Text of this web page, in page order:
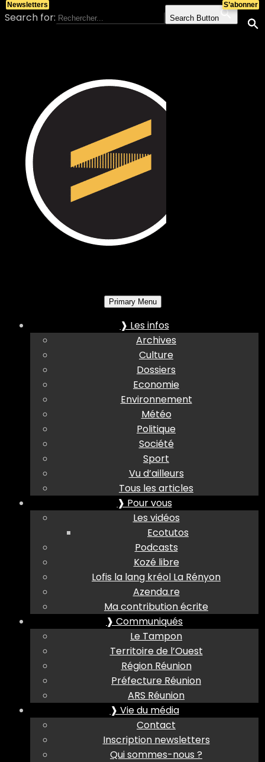
Search for: Search Button
Primary Menu
❱ Les infos
Archives
Culture
Dossiers
Economie
Environnement
Météo
Politique
Société
Sport
Vu d’ailleurs
Tous les articles
❱ Pour vous
Les vidéos
Ecotutos
Podcasts
Kozé libre
Lofis la lang kréol La Rényon
Azenda.re
Ma contribution écrite
❱ Communiqués
Le Tampon
Territoire de l’Ouest
Région Réunion
Préfecture Réunion
ARS Réunion
❱ Vie du média
Contact
Inscription newsletters
Qui sommes-nous ?
S’abonner
Newsletters